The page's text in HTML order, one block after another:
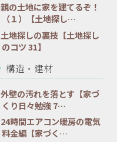
親の土地に家を建てるぞ！
（１）【土地探し…
土地探しの裏技【土地探し
のコツ 31】
構造・建材
外壁の汚れを落とす【家づ
くり日々勉強 7…
24時間エアコン暖房の電気
料金編【家づく…